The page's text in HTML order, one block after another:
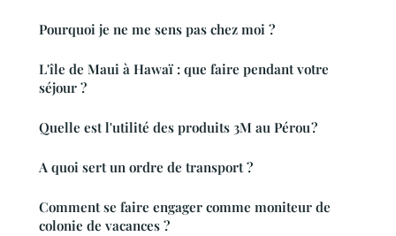
Pourquoi je ne me sens pas chez moi ?
L'île de Maui à Hawaï : que faire pendant votre
séjour ?
Quelle est l'utilité des produits 3M au Pérou ?
A quoi sert un ordre de transport ?
Comment se faire engager comme moniteur de
colonie de vacances ?